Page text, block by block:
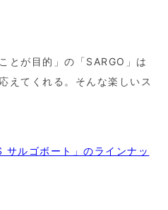
とが目的」の「SARGO」は
えてくれる。そんな楽しいス
ルゴボート」のラインナッ